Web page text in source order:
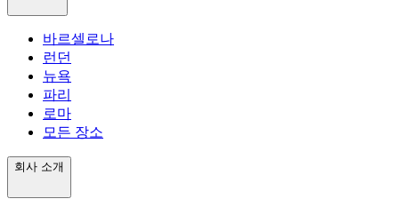
바르셀로나
런던
뉴욕
파리
로마
모든 장소
회사 소개